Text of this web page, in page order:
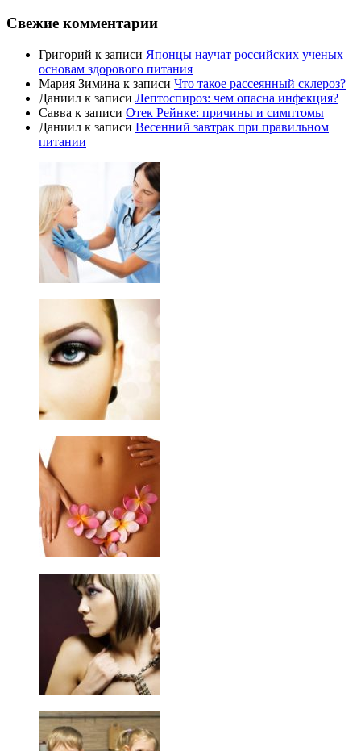
Свежие комментарии
Григорий к записи Японцы научат российских ученых
основам здорового питания
Мария Зимина к записи Что такое рассеянный склероз?
Даниил к записи Лептоспироз: чем опасна инфекция?
Савва к записи Отек Рейнке: причины и симптомы
Даниил к записи Весенний завтрак при правильном
питании